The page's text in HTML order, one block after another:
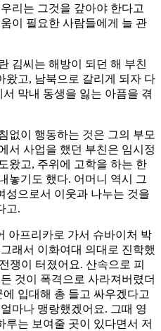
리는 그것을 갚아야 한다고
이 필요한 사람들에게 늘 관
김씨는 해방이 되던 해 부친
왔고, 남북으로 갈리게 되자 다
막내 동생을 잃는 아픔을 겪
없이 행동하는 것은 그의 부모
서 사업을 했던 부친은 임시정
왔고, 주위에 고학을 하는 한
놓기도 했다. 어머니 역시 그
성으로서 이웃과 나누는 것을
고.
아프리카로 가서 슈바이처 박
래서 이화여대 의대로 진학했
쟁이 터졌어요. 산속으로 피
것이 폭격으로 사라져버렸더
입대해 총 들고 싸우겠다고
마나 맹랑했겠어요. 그때 영
루는 보여줄 곳이 있다면서 저